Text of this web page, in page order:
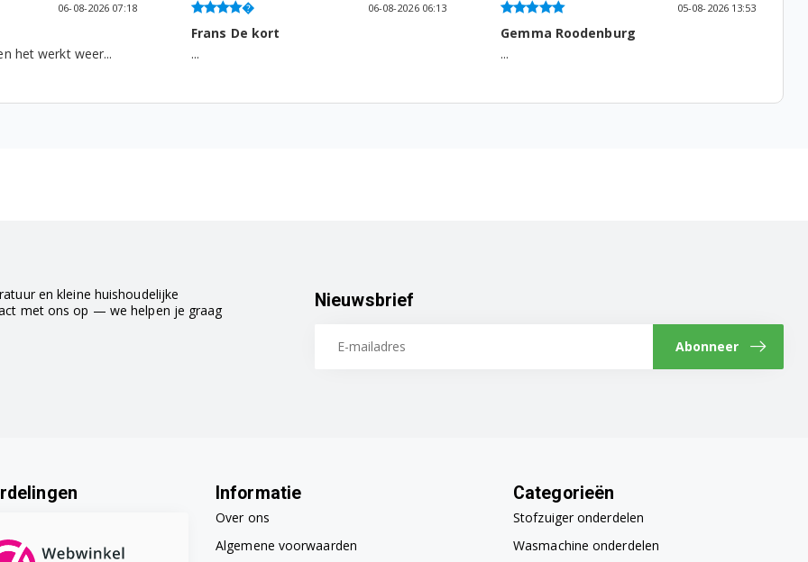
06-08-2026 06:13 05-08-2026 13:53
Gemma Roodenburg
05-08-2026 14:52
Niek De Groot
en kleine huishoudelijke
met ons op — we helpen je graag
Nieuwsbrief
Abonneer
Informatie
Over ons
Algemene voorwaarden
Categorieën
Stofzuiger onderdelen
Wasmachine onderdelen